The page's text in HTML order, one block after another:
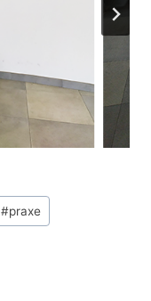
#praxe